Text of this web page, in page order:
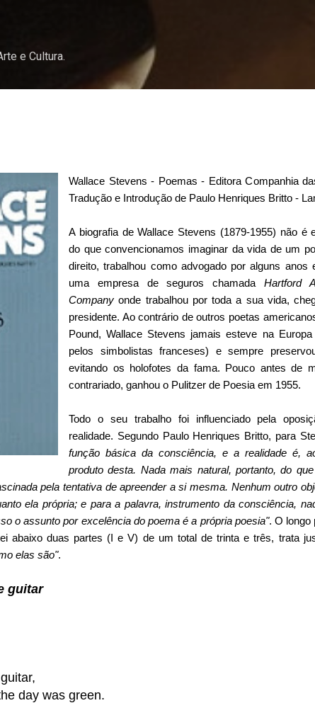
e Cultura.
Wallace Stevens - Poemas - Editora Companhia
Tradução e Introdução de Paulo Henriques Britto -
A biografia de Wallace Stevens (1879-1955) não é
do que convencionamos imaginar da vida de um
direito, trabalhou como advogado por alguns anos
uma empresa de seguros chamada Hartford
Company onde trabalhou por toda a sua vida,
presidente. Ao contrário de outros poetas
Pound, Wallace Stevens jamais esteve na
pelos simbolistas franceses) e sempre
evitando os holofotes da fama. Pouco antes de
contrariado, ganhou o Pulitzer de Poesia em 1955.
Todo o seu trabalho foi influenciado pela
realidade. Segundo Paulo Henriques Britto, para
função básica da consciência, e a realidade é,
produto desta. Nada mais natural, portanto, do
pela tentativa de apreender a si mesma. Nenhum outro
ela própria; e para a palavra, instrumento da consciência,
o assunto por excelência do poema é a própria poesia". O longo
abaixo duas partes (I e V) de um total de trinta e três, trata
elas são".
guitar
day was green.